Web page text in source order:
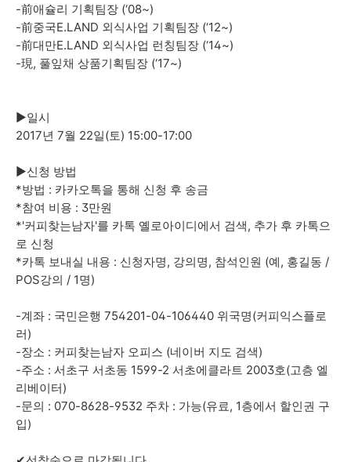
-前애슐리 기획팀장 (‘08~)
-前중국E.LAND 외식사업 기획팀장 (‘12~)
-前대만E.LAND 외식사업 런칭팀장 (‘14~)
-現, 풀잎채 상품기획팀장 (‘17~)
►일시
2017년 7월 22일(토) 15:00-17:00
►신청 방법
*방법 : 카카오톡을 통해 신청 후 송금
*참여 비용 : 3만원
*'커피찾는남자'를 카톡 옐로아이디에서 검색, 추가 후 카톡으
로 신청
*카톡 보내실 내용 : 신청자명, 강의명, 참석인원 (예, 홍길동 /
POS강의 / 1명)
-계좌 : 국민은행 754201-04-106440 위국명(커피익스플로
러)
-장소 : 커피찾는남자 오피스 (네이버 지도 검색)
-주소 : 서초구 서초동 1599-2 서초에클라트 2003호(고층 엘
리베이터)
-문의 : 070-8628-9532 주차 : 가능(유료, 1층에서 할인권 구
입)